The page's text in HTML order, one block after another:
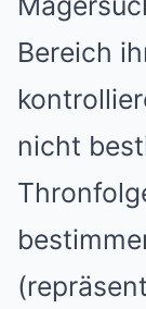
Bereich
nicht